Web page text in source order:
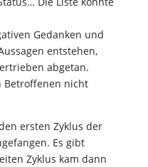
Gedanken und
entstehen,
abgetan.
Betroffenen nicht
ersten Zyklus der
Es gibt
Zyklus kam dann